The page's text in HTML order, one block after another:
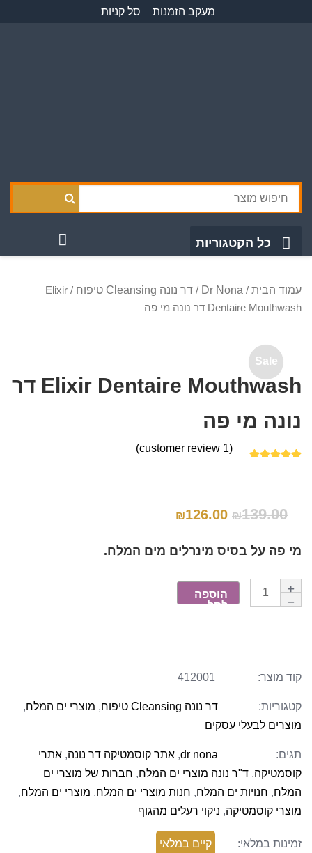
מעקב הזמנות סל קניות
כל הקטגוריות
עמוד הבית /
Dr Nona
/ דר נונה Cleansing טיפוח
/ Elixir
Dentaire Mouthwash דר נונה מי פה
Sale
Elixir Dentaire Mouthwash דר
נונה מי פה
מבוסס על
לקוחות
(
1
₪139.00
₪126.00
מי פה על בסיס מינרלים מים המלח.
הוספה
לסל
קוד מוצר: 412001
קטגוריות: דר נונה Cleansing טיפוח , מוצרי ים המלח,
מוצרים לבעלי עסקים
תגים: dr nona
, אתר קוסמטיקה דר נונה, אתרי
קוסמטיקה, ד"ר נונה מוצרי ים המלח, חברות של מוצרי ים
המלח, חנויות ים המלח, חנות מוצרי ים המלח, מוצרי ים המלח,
מוצרי קוסמטיקה, ניקוי רעלים מהגוף
זמינות במלאי: קיים במלאי